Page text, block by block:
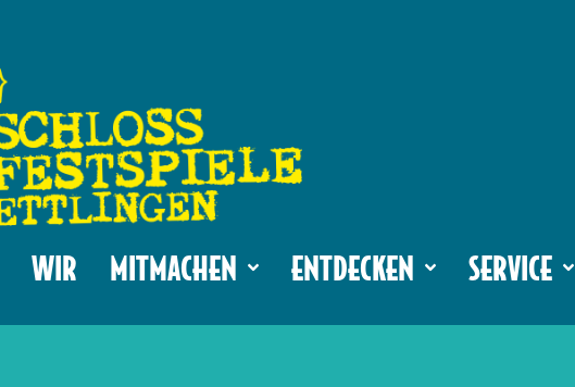
WIR MITMACHEN ENTDECKEN SERVICE